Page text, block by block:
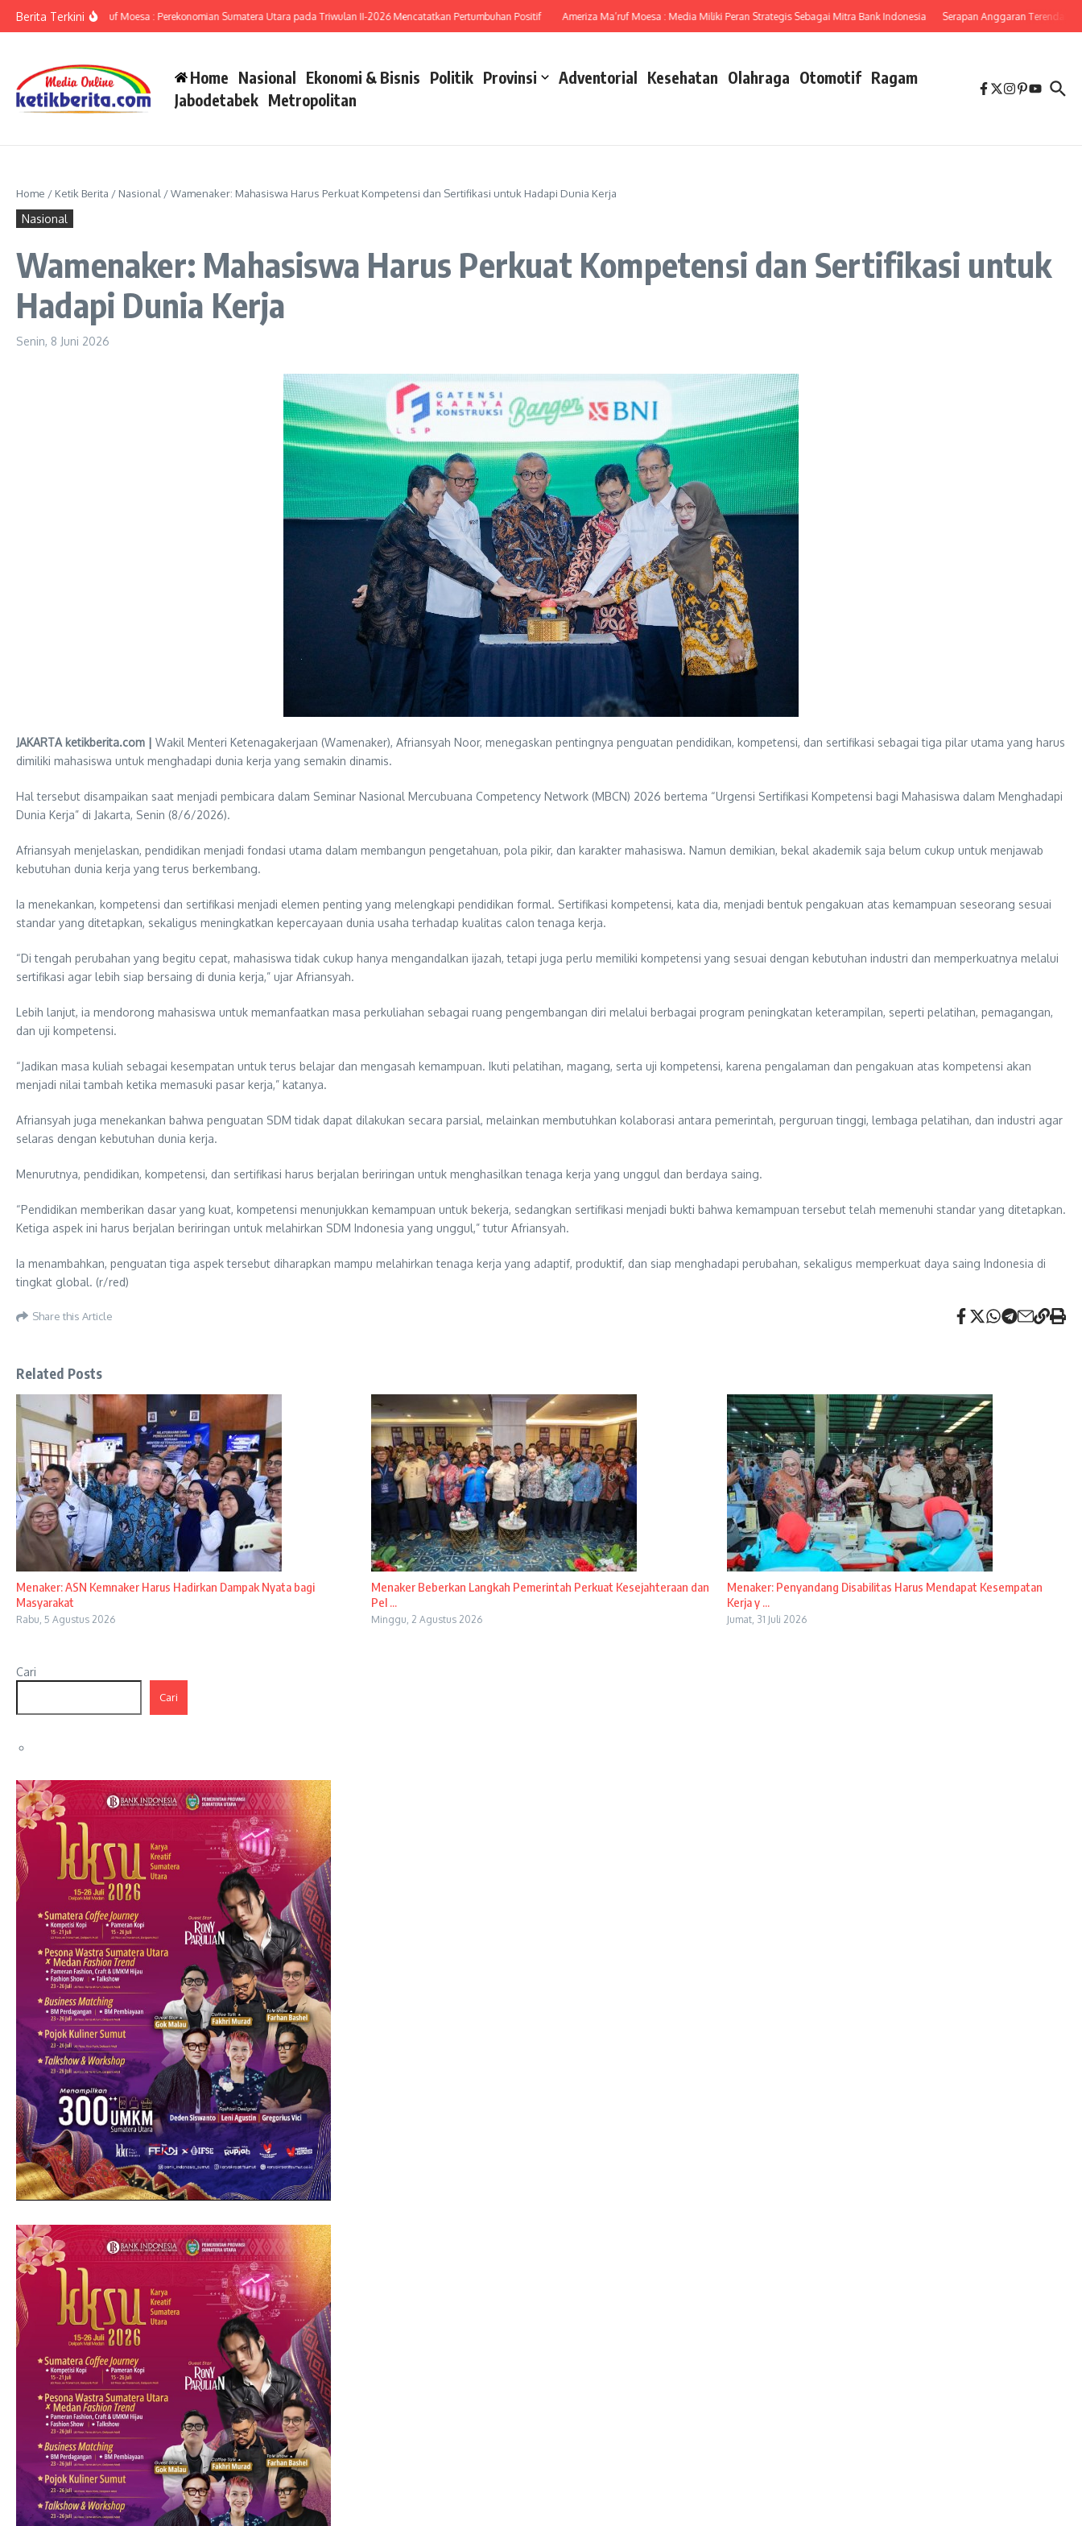
Berita Terkini
Ameriza Ma’ruf Moesa : Perekonomian Sumatera Utara pada Triwulan II-2026 Mencatatkan Pertumbuhan Positif Ameriza Ma’ruf Moesa : Media Miliki Peran Strategis Sebagai Mitra Bank Indonesia Serapan Anggaran Terendah,
Home Nasional Ekonomi & Bisnis Politik Provinsi Adventorial Kesehatan Olahraga Otomotif Ragam
Jabodetabek Metropolitan
Home / Ketik Berita / Nasional /Wamenaker: Mahasiswa Harus Perkuat Kompetensi dan Sertifikasi untuk Hadapi Dunia Kerja
Nasional
Wamenaker: Mahasiswa Harus Perkuat Kompetensi dan Sertifikasi untuk
Hadapi Dunia Kerja
Senin, 8 Juni 2026
JAKARTA ketikberita.com | Wakil Menteri Ketenagakerjaan (Wamenaker), Afriansyah Noor, menegaskan pentingnya penguatan pendidikan, kompetensi, dan sertifikasi sebagai tiga pilar utama yang harus
dimiliki mahasiswa untuk menghadapi dunia kerja yang semakin dinamis.
Hal tersebut disampaikan saat menjadi pembicara dalam Seminar Nasional Mercubuana Competency Network (MBCN) 2026 bertema “Urgensi Sertifikasi Kompetensi bagi Mahasiswa dalam Menghadapi
Dunia Kerja” di Jakarta, Senin (8/6/2026).
Afriansyah menjelaskan, pendidikan menjadi fondasi utama dalam membangun pengetahuan, pola pikir, dan karakter mahasiswa. Namun demikian, bekal akademik saja belum cukup untuk menjawab
kebutuhan dunia kerja yang terus berkembang.
Ia menekankan, kompetensi dan sertifikasi menjadi elemen penting yang melengkapi pendidikan formal. Sertifikasi kompetensi, kata dia, menjadi bentuk pengakuan atas kemampuan seseorang sesuai
standar yang ditetapkan, sekaligus meningkatkan kepercayaan dunia usaha terhadap kualitas calon tenaga kerja.
“Di tengah perubahan yang begitu cepat, mahasiswa tidak cukup hanya mengandalkan ijazah, tetapi juga perlu memiliki kompetensi yang sesuai dengan kebutuhan industri dan memperkuatnya melalui
sertifikasi agar lebih siap bersaing di dunia kerja,” ujar Afriansyah.
Lebih lanjut, ia mendorong mahasiswa untuk memanfaatkan masa perkuliahan sebagai ruang pengembangan diri melalui berbagai program peningkatan keterampilan, seperti pelatihan, pemagangan,
dan uji kompetensi.
“Jadikan masa kuliah sebagai kesempatan untuk terus belajar dan mengasah kemampuan. Ikuti pelatihan, magang, serta uji kompetensi, karena pengalaman dan pengakuan atas kompetensi akan
menjadi nilai tambah ketika memasuki pasar kerja,” katanya.
Afriansyah juga menekankan bahwa penguatan SDM tidak dapat dilakukan secara parsial, melainkan membutuhkan kolaborasi antara pemerintah, perguruan tinggi, lembaga pelatihan, dan industri agar
selaras dengan kebutuhan dunia kerja.
Menurutnya, pendidikan, kompetensi, dan sertifikasi harus berjalan beriringan untuk menghasilkan tenaga kerja yang unggul dan berdaya saing.
“Pendidikan memberikan dasar yang kuat, kompetensi menunjukkan kemampuan untuk bekerja, sedangkan sertifikasi menjadi bukti bahwa kemampuan tersebut telah memenuhi standar yang ditetapkan.
Ketiga aspek ini harus berjalan beriringan untuk melahirkan SDM Indonesia yang unggul,” tutur Afriansyah.
Ia menambahkan, penguatan tiga aspek tersebut diharapkan mampu melahirkan tenaga kerja yang adaptif, produktif, dan siap menghadapi perubahan, sekaligus memperkuat daya saing Indonesia di
tingkat global. (r/red)
Share this Article
Related Posts
Menaker: ASN Kemnaker Harus Hadirkan Dampak Nyata bagi
Masyarakat
Rabu, 5 Agustus 2026
Menaker Beberkan Langkah Pemerintah Perkuat Kesejahteraan dan
Pel ...
Minggu, 2 Agustus 2026
Menaker: Penyandang Disabilitas Harus Mendapat Kesempatan
Kerja y ...
Jumat, 31 Juli 2026
Cari
Cari